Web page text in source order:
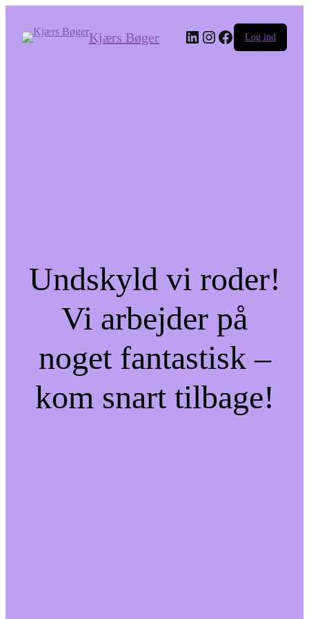
Kjærs Bøger LinkedIn
Instagram
Facebook
Log ind
Undskyld vi roder!
Vi arbejder på
noget fantastisk –
kom snart tilbage!